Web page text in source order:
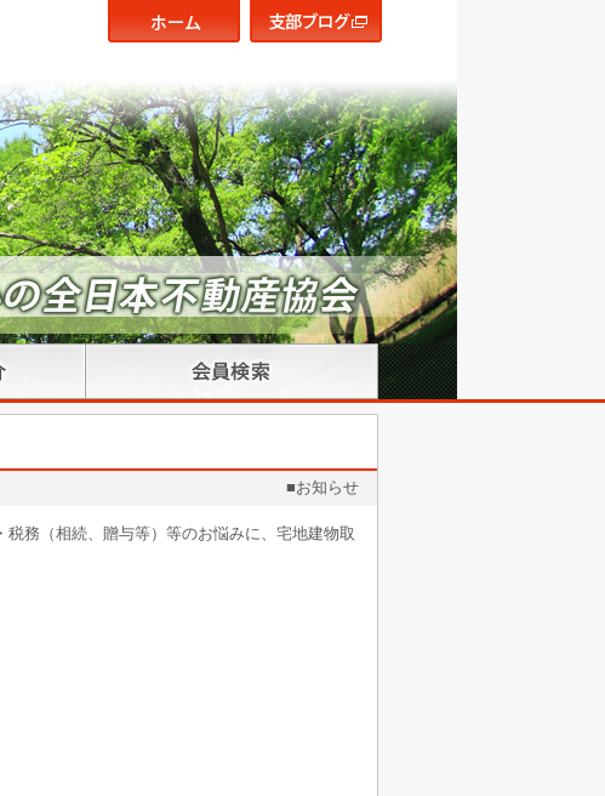
■お知らせ
務（相続、贈与等）等のお悩みに、宅地建物取